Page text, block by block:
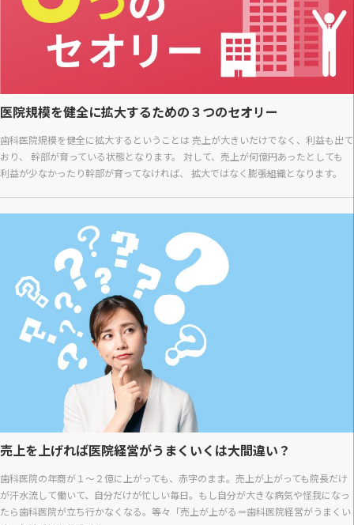
医院規模を健全に拡大するための３つのセオリー
歯科医院規模を健全に拡大するということは 売上が大きいだけでなく、利益も出て
おり、 幹部が育っている状態となります。 対して、売上が何億円あったとしても
利益が少なかったり幹部が育ってなければ、 拡大ではなく膨張組織となります。
売上を上げれば医院経営がうまくいくは大間違い？
歯科医院の年商が１～２億に上がっても、赤字のまま。売上が上がっても院長だけ
が汗水流して働いて、自分だけが忙しい毎日。もし自分が大きな病気や怪我になっ
たら歯科医院が立ち行かなくなる。等々「売上が上がる＝歯科医院経営がうまくい